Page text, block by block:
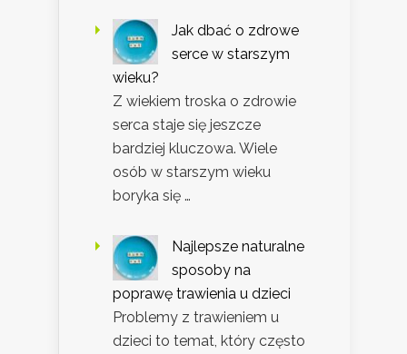
Jak dbać o zdrowe
serce w starszym
wieku?
Z wiekiem troska o zdrowie
serca staje się jeszcze
bardziej kluczowa. Wiele
osób w starszym wieku
boryka się …
Najlepsze naturalne
sposoby na
poprawę trawienia u dzieci
Problemy z trawieniem u
dzieci to temat, który często